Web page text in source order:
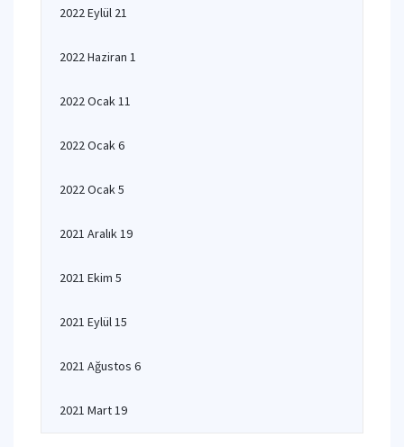
2022 Eylül 21
2022 Haziran 1
2022 Ocak 11
2022 Ocak 6
2022 Ocak 5
2021 Aralık 19
2021 Ekim 5
2021 Eylül 15
2021 Ağustos 6
2021 Mart 19